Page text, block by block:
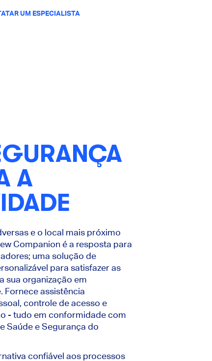
UM ESPECIALISTA
A
e o local mais próximo
Companion é a resposta para
uma solução de
para satisfazer as
sua organização em
Fornece assistência
controle de acesso e
- tudo em conformidade com
Saúde e Segurança do
confiável aos processos